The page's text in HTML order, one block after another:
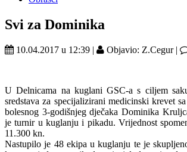
Svi za Dominika
10.04.2017 u 12:39 | Objavio: Z.Cegur |
U Delnicama na kuglani GSC-a s ciljem
sredstava za specijalizirani medicinski krevet
bolesnog 3-godišnjeg dječaka Dominika
je turnir u kuglanju i pikadu. Vrijednost
11.300 kn.
Nastupilo je 48 ekipa u kuglanju te je